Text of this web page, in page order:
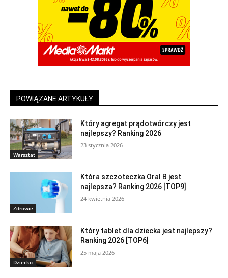
POWIĄZANE ARTYKUŁY
Warsztat
Który agregat prądotwórczy jest
najlepszy? Ranking 2026
23 stycznia 2026
Zdrowie
Która szczoteczka Oral B jest
najlepsza? Ranking 2026 [TOP9]
24 kwietnia 2026
Dziecko
Który tablet dla dziecka jest najlepszy?
Ranking 2026 [TOP6]
25 maja 2026